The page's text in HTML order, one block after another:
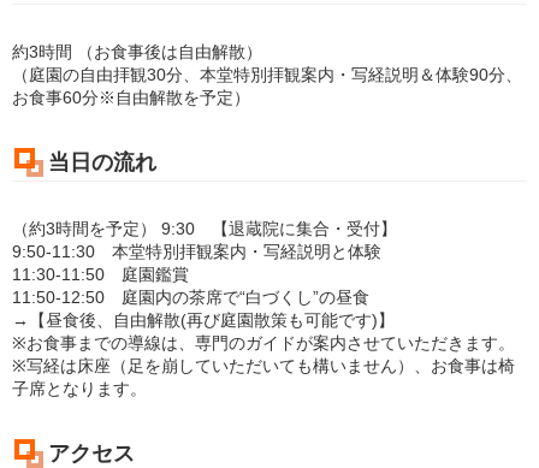
約3時間 （お食事後は自由解散）
（庭園の自由拝観30分、本堂特別拝観案内・写経説明＆体験90分、
お食事60分※自由解散を予定）
当日の流れ
（約3時間を予定） 9:30 【退蔵院に集合・受付】
9:50-11:30 本堂特別拝観案内・写経説明と体験
11:30-11:50 庭園鑑賞
11:50-12:50 庭園内の茶席で“白づくし”の昼食
→【昼食後、自由解散(再び庭園散策も可能です)】
※お食事までの導線は、専門のガイドが案内させていただきます。
※写経は床座（足を崩していただいても構いません）、お食事は椅
子席となります。
アクセス